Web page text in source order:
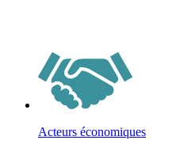
Acteurs économiques